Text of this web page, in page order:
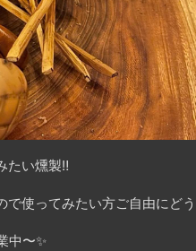
たい燻製‼️
で使ってみたい方ご自由にど
中〜✨